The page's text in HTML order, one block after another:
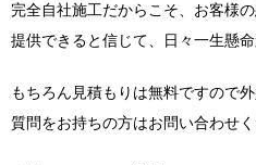
完全自社施工だからこそ、お客様
提供できると信じて、日々一生懸命
もちろん見積もりは無料ですので
質問をお持ちの方はお問い合わせく